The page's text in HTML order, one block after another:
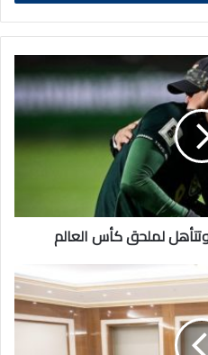
وتتأهل لملحق كأس العالم